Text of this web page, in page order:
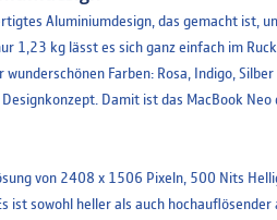
Aluminiumdesign, das gemacht ist,
1,23 kg lässt es sich ganz einfach im
Farben: Rosa, Indigo,
Damit ist das MacBook
von 2408 x 1506 Pixeln, 500 Nits
ist sowohl heller als auch